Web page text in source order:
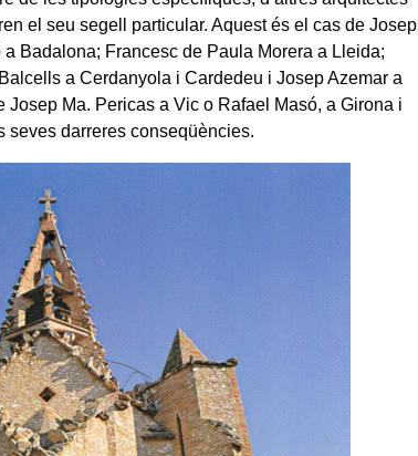
el seu segell particular. Aquest és el cas de Josep
Badalona; Francesc de Paula Morera a Lleida;
a Cerdanyola i Cardedeu i Josep Azemar a
Ma. Pericas a Vic o Rafael Masó, a Girona i
seves darreres conseqüències.